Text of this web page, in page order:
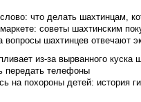
что делать шахтинцам,
советы шахтинским
вопросы шахтинцев отвечают
из-за вырванного
передать телефоны
на похороны детей: история